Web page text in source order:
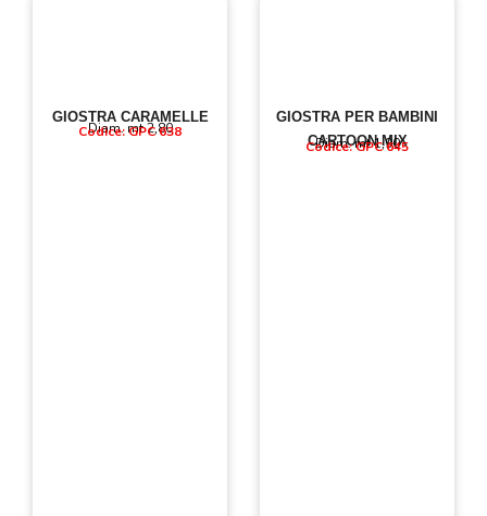
GIOSTRA CARAMELLE
Diam. mt 2,80
Codice: GPC 638
GIOSTRA PER BAMBINI
CARTOON MIX
Diam. mt 1,90
Codice: GPC 645